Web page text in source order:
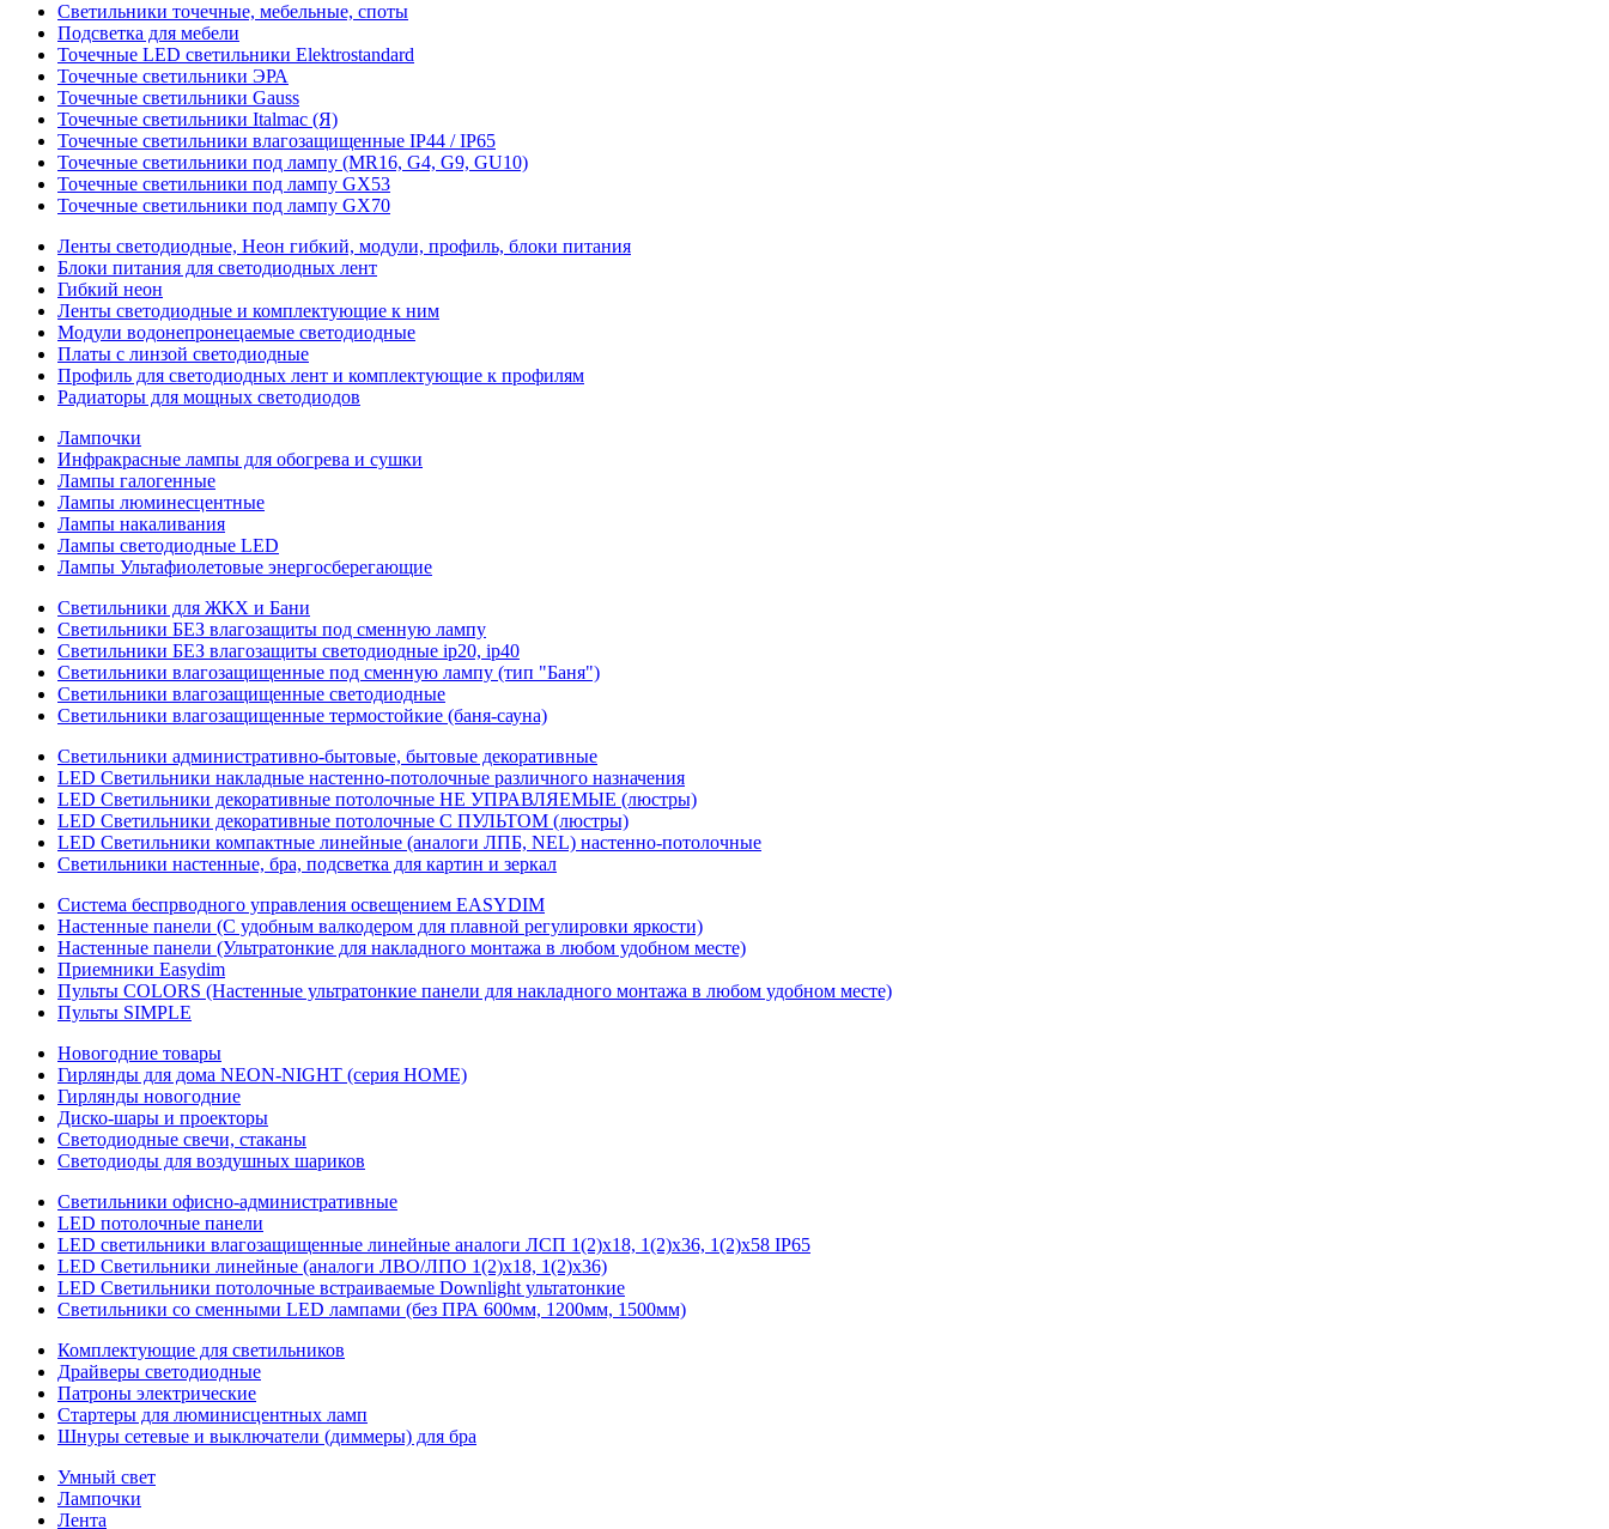
Светильники точечные, мебельные, споты
Подсветка для мебели
Точечные LED светильники Elektrostandard
Точечные светильники ЭРА
Точечные светильники Gauss
Точечные светильники Italmac (Я)
Точечные светильники влагозащищенные IP44 / IP65
Точечные светильники под лампу (MR16, G4, G9, GU10)
Точечные светильники под лампу GX53
Точечные светильники под лампу GX70
Ленты светодиодные, Неон гибкий, модули, профиль, блоки питания
Блоки питания для светодиодных лент
Гибкий неон
Ленты светодиодные и комплектующие к ним
Модули водонепронецаемые светодиодные
Платы с линзой светодиодные
Профиль для светодиодных лент и комплектующие к профилям
Радиаторы для мощных светодиодов
Лампочки
Инфракрасные лампы для обогрева и сушки
Лампы галогенные
Лампы люминесцентные
Лампы накаливания
Лампы светодиодные LED
Лампы Ультафиолетовые энергосберегающие
Светильники для ЖКХ и Бани
Светильники БЕЗ влагозащиты под сменную лампу
Светильники БЕЗ влагозащиты светодиодные ip20, ip40
Светильники влагозащищенные под сменную лампу (тип "Баня")
Светильники влагозащищенные светодиодные
Светильники влагозащищенные термостойкие (баня-сауна)
Светильники административно-бытовые, бытовые декоративные
LED Cветильники накладные настенно-потолочные различного назначения
LED Светильники декоративные потолочные НЕ УПРАВЛЯЕМЫЕ (люстры)
LED Светильники декоративные потолочные С ПУЛЬТОМ (люстры)
LED Светильники компактные линейные (аналоги ЛПБ, NEL) настенно-потолочные
Светильники настенные, бра, подсветка для картин и зеркал
Система беспрводного управления освещением EASYDIM
Настенные панели (С удобным валкодером для плавной регулировки яркости)
Настенные панели (Ультратонкие для накладного монтажа в любом удобном месте)
Приемники Easydim
Пульты COLORS (Настенные ультратонкие панели для накладного монтажа в любом удобном месте)
Пульты SIMPLE
Новогодние товары
Гирлянды для дома NEON-NIGHT (серия HOME)
Гирлянды новогодние
Диско-шары и проекторы
Светодиодные свечи, стаканы
Светодиоды для воздушных шариков
Светильники офисно-административные
LED потолочные панели
LED светильники влагозащищенные линейные аналоги ЛСП 1(2)х18, 1(2)х36, 1(2)х58 IP65
LED Светильники линейные (аналоги ЛВО/ЛПО 1(2)х18, 1(2)х36)
LED Светильники потолочные встраиваемые Downlight ультатонкие
Светильники со сменными LED лампами (без ПРА 600мм, 1200мм, 1500мм)
Комплектующие для светильников
Драйверы светодиодные
Патроны электрические
Стартеры для люминисцентных ламп
Шнуры сетевые и выключатели (диммеры) для бра
Умный свет
Лампочки
Лента